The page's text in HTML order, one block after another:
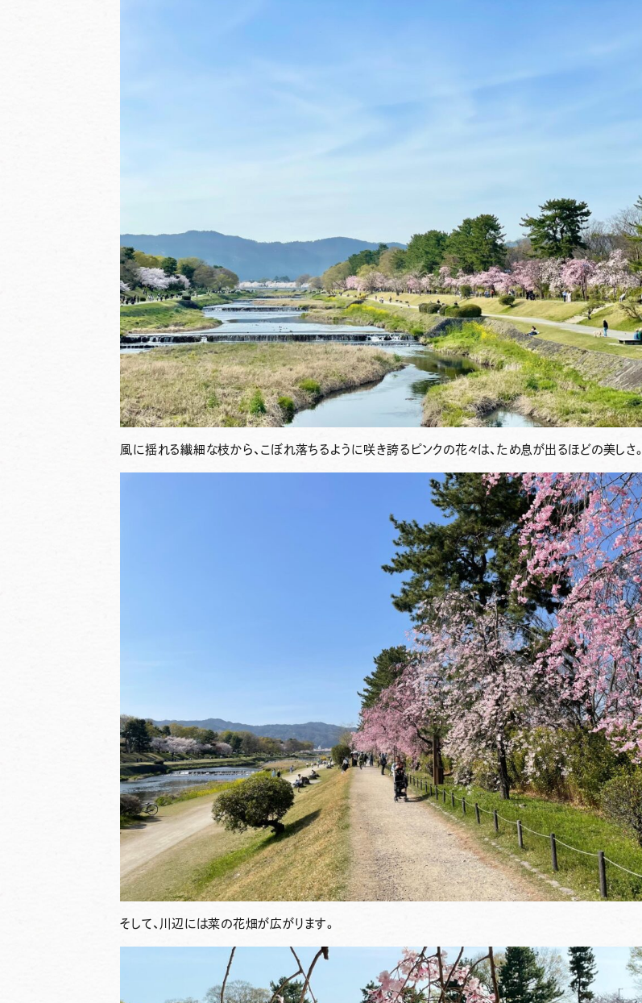
風に揺れる繊細な枝から、こぼれ落ちるように咲き誇るピンクの花々は、ため息が出るほどの美しさ。
そして、川辺には菜の花畑が広がります。